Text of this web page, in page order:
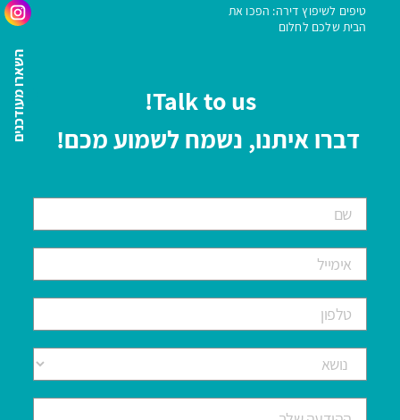
השארו מעודכנים
טיפים לשיפוץ דירה: הפכו את
הבית שלכם לחלום
Talk to us!
דברו איתנו, נשמח לשמוע מכם!